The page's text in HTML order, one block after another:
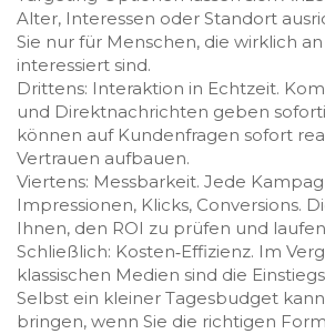
Alter, Interessen oder Standort
Sie nur für Menschen, die wirklich
interessiert sind.
Drittens: Interaktion in Echtzeit.
und Direktnachrichten geben
können auf Kundenfragen sofort
Vertrauen aufbauen.
Viertens: Messbarkeit. Jede
Impressionen, Klicks, Conversions.
Ihnen, den ROI zu prüfen und
Schließlich: Kosten‑Effizienz. Im
klassischen Medien sind die
Selbst ein kleiner Tagesbudget
bringen, wenn Sie die richtigen